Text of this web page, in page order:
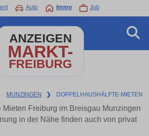
Auto Immo Job
ANZEIGEN
MARKT-
FREIBURG
MUNZINGEN ❯ DOPPELHAUSHÄLFTE-MIETEN
Mieten Freiburg im Breisgau Munzingen
in der Nähe finden auch von privat